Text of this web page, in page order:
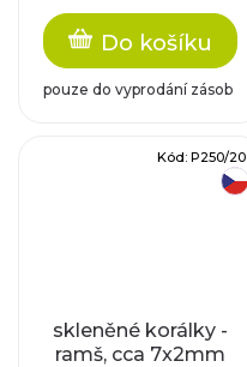
Do košíku
pouze do vyprodání zásob
skleněné korálky -
ramš, cca 7x2mm
Kód: P250/20